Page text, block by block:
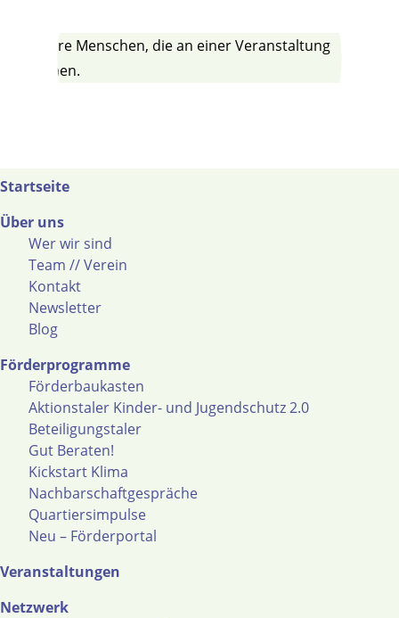
Startseite
Über uns
Wer wir sind
Team // Verein
Kontakt
Newsletter
Blog
Förderprogramme
Förderbaukasten
Aktionstaler Kinder- und Jugendschutz 2.0
Beteiligungstaler
Gut Beraten!
Kickstart Klima
Nachbarschaftgespräche
Quartiersimpulse
Neu – Förderportal
Veranstaltungen
Netzwerk